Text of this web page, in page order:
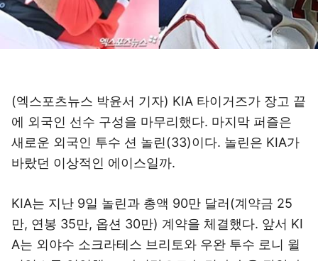
(엑스포츠뉴스 박윤서 기자) KIA 타이거즈가 장고 끝
에 외국인 선수 구성을 마무리했다. 마지막 퍼즐은
새로운 외국인 투수 션 놀린(33)이다. 놀린은 KIA가
바랐던 이상적인 에이스일까.
KIA는 지난 9일 놀린과 총액 90만 달러(계약금 25
만, 연봉 35만, 옵션 30만) 계약을 체결했다. 앞서 KI
A는 외야수 소크라테스 브리토와 우완 투수 로니 윌